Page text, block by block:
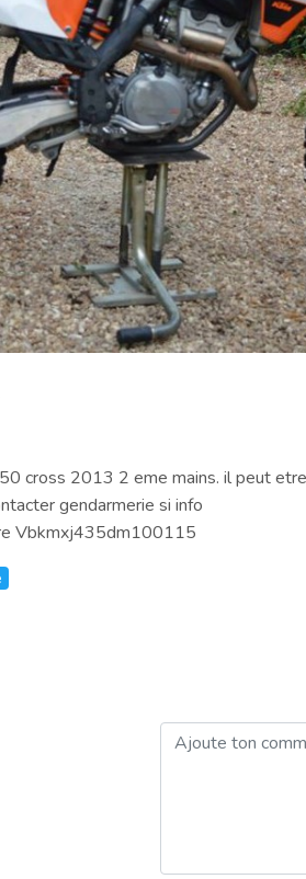
cross 2013 2 eme mains. il peut
gendarmerie si info
Vbkmxj435dm100115